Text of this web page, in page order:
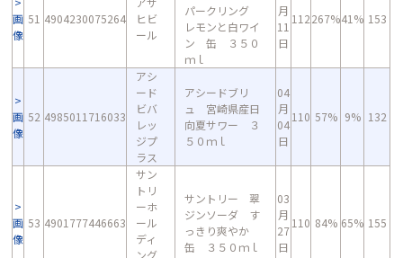
画
像
51 4904230075264
ヒビ
ール
パークリング
レモンと白ワイ
ン 缶 ３５０
ｍｌ
月
11
日
112267%41% 153
画
像
52 4985011716033
アシ
ード
ビバ
レッ
ジプ
ラス
アシードブリ
ュ 宮崎県産日
向夏サワー ３
５０ｍｌ
04
月
04
日
110 57% 9% 132
画
像
53 4901777446663
サン
トリ
ーホ
ール
ディ
ング
サントリー 翠
ジンソーダ す
っきり爽やか
缶 ３５０ｍｌ
03
月
27
日
110 84% 65% 155